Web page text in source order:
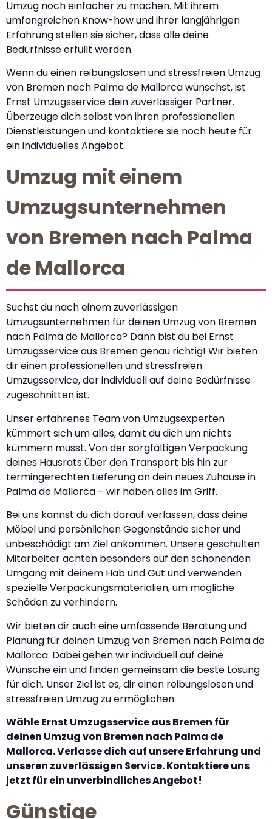
Umzug noch einfacher zu machen. Mit ihrem
umfangreichen Know-how und ihrer langjährigen
Erfahrung stellen sie sicher, dass alle deine
Bedürfnisse erfüllt werden.
Wenn du einen reibungslosen und stressfreien Umzug
von Bremen nach Palma de Mallorca wünschst, ist
Ernst Umzugsservice dein zuverlässiger Partner.
Überzeuge dich selbst von ihren professionellen
Dienstleistungen und kontaktiere sie noch heute für
ein individuelles Angebot.
Umzug mit einem
Umzugsunternehmen
von Bremen nach Palma
de Mallorca
Suchst du nach einem zuverlässigen
Umzugsunternehmen für deinen Umzug von Bremen
nach Palma de Mallorca? Dann bist du bei Ernst
Umzugsservice aus Bremen genau richtig! Wir bieten
dir einen professionellen und stressfreien
Umzugsservice, der individuell auf deine Bedürfnisse
zugeschnitten ist.
Unser erfahrenes Team von Umzugsexperten
kümmert sich um alles, damit du dich um nichts
kümmern musst. Von der sorgfältigen Verpackung
deines Hausrats über den Transport bis hin zur
termingerechten Lieferung an dein neues Zuhause in
Palma de Mallorca – wir haben alles im Griff.
Bei uns kannst du dich darauf verlassen, dass deine
Möbel und persönlichen Gegenstände sicher und
unbeschädigt am Ziel ankommen. Unsere geschulten
Mitarbeiter achten besonders auf den schonenden
Umgang mit deinem Hab und Gut und verwenden
spezielle Verpackungsmaterialien, um mögliche
Schäden zu verhindern.
Wir bieten dir auch eine umfassende Beratung und
Planung für deinen Umzug von Bremen nach Palma de
Mallorca. Dabei gehen wir individuell auf deine
Wünsche ein und finden gemeinsam die beste Lösung
für dich. Unser Ziel ist es, dir einen reibungslosen und
stressfreien Umzug zu ermöglichen.
Wähle Ernst Umzugsservice aus Bremen für
deinen Umzug von Bremen nach Palma de
Mallorca. Verlasse dich auf unsere Erfahrung und
unseren zuverlässigen Service. Kontaktiere uns
jetzt für ein unverbindliches Angebot!
Günstige